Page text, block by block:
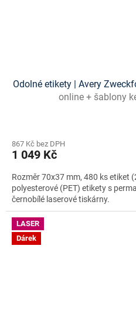
Odolné etikety | Avery
online + šablony
867 Kč bez DPH
1 049 Kč
Rozměr 70x37 mm, 480 ks etiket
polyesterové (PET) etikety s
černobílé laserové tiskárny.
LASER
Dárek